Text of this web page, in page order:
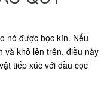
nó được bọc kín. Nếu
và khô lên trên, điều này
tiếp xúc với đầu cọc